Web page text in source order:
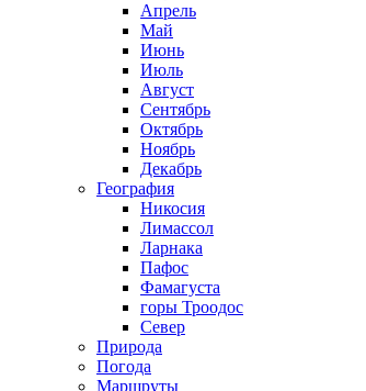
Апрель
Май
Июнь
Июль
Август
Сентябрь
Октябрь
Ноябрь
Декабрь
География
Никосия
Лимассол
Ларнака
Пафос
Фамагуста
горы Троодос
Север
Природа
Погода
Маршруты